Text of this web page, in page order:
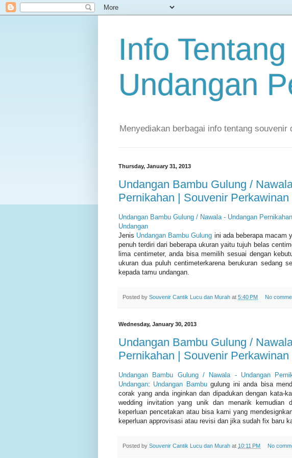
Info
Undangan
Menyediakan berbagai info tentang
Thursday, January 31, 2013
Undangan Bambu Gulung /
Pernikahan | Souvenir
Undangan Bambu Gulung / Nawala - Undangan
Undangan
Jenis Undangan Bambu Gulung ini ada beberapa macam
penuh terdiri dari beberapa ukuran yaitu tujuh belas
lima centimeter, anda bisa memilih sesuai dengan
ukuran dua puluh centimeterkarena berukuran sedang
kepada tamu undangan.
Posted by Souvenir Cantik Lucu dan Murah at 5:40 PM No
Wednesday, January 30, 2013
Undangan Bambu Gulung /
Pernikahan | Souvenir
Undangan Bambu Gulung / Nawala - Undangan
Undangan: Undangan Bambugulung ini anda bisa
corak yang anda inginkan dan dipadukan dengan kata-
wedding invitation yang unik dan menarik kemudian
keperluan pencetakan atau bisa kami yang
keperluan approvisasi atau revisi dan jika sudah fix baru
Posted by Souvenir Cantik Lucu dan Murah at 10:11 PM No